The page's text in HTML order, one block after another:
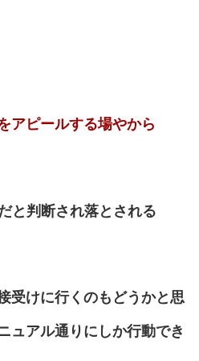
アピールする場やから
と判断され落とされる
受けに行くのもどうかと思
ュアル通りにしか行動でき